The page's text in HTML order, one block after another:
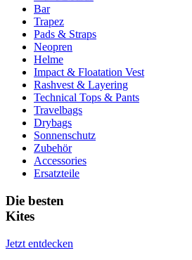
Bar
Trapez
Pads & Straps
Neopren
Helme
Impact & Floatation Vest
Rashvest & Layering
Technical Tops & Pants
Travelbags
Drybags
Sonnenschutz
Zubehör
Accessories
Ersatzteile
Die besten
Kites
Jetzt entdecken